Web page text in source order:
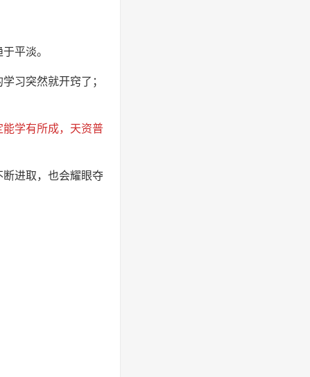
平淡。
习突然就开窍了；
学有所成，天资普
进取，也会耀眼夺